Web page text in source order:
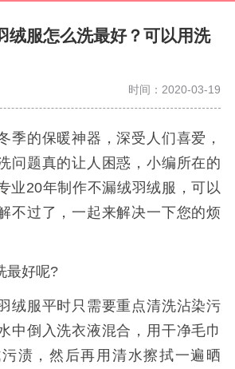
绒服怎么洗最好？可以用洗
时间：2020-03-19
的保暖神器，深受人们喜爱，
问题真的让人困惑，小编所在的
业20年制作不漏绒羽绒服，可以
不过了，一起来解决一下您的烦
好呢?
服平时只需要重点清洗沾染污
中倒入洗衣液混合，用干净毛巾
渍，然后再用清水擦拭一遍晒